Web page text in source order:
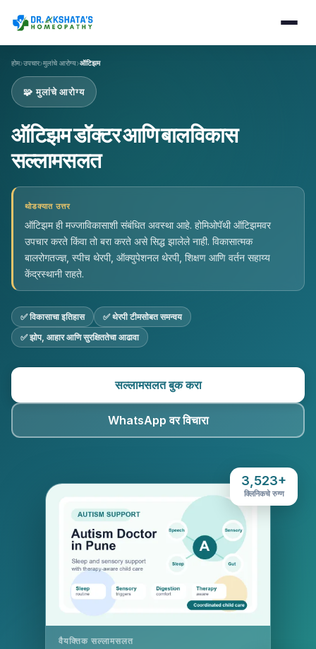
होम›उपचार›मुलांचे आरोग्य›ऑटिझम
🧩 मुलांचे आरोग्य
ऑटिझम डॉक्टर आणि बालविकास
सल्लामसलत
थोडक्यात उत्तर
ऑटिझम ही मज्जाविकासाशी संबंधित अवस्था आहे. होमिओपॅथी ऑटिझमवर
उपचार करते किंवा तो बरा करते असे सिद्ध झालेले नाही. विकासात्मक
बालरोगतज्ज्ञ, स्पीच थेरपी, ऑक्युपेशनल थेरपी, शिक्षण आणि वर्तन सहाय्य
केंद्रस्थानी राहते.
✅ विकासाचा इतिहास
✅ थेरपी टीमसोबत समन्वय
✅ झोप, आहार आणि सुरक्षिततेचा आढावा
सल्लामसलत बुक करा
WhatsApp वर विचारा
वैयक्तिक सल्लामसलत
3,523+
क्लिनिकचे रुग्ण